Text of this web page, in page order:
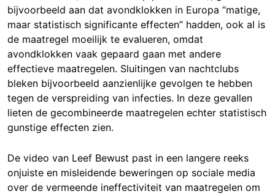
bijvoorbeeld aan dat avondklokken in Europa “matige,
maar statistisch significante effecten” hadden, ook al is
de maatregel moeilijk te evalueren, omdat
avondklokken vaak gepaard gaan met andere
effectieve maatregelen. Sluitingen van nachtclubs
bleken bijvoorbeeld aanzienlijke gevolgen te hebben
tegen de verspreiding van infecties. In deze gevallen
lieten de gecombineerde maatregelen echter statistisch
gunstige effecten zien.
De video van Leef Bewust past in een langere reeks
onjuiste en misleidende beweringen op sociale media
over de vermeende ineffectiviteit van maatregelen om